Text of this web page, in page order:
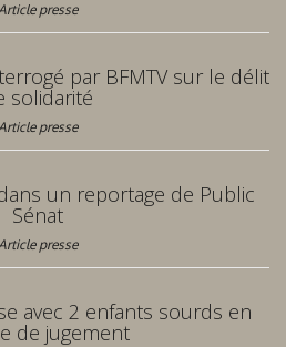
presse
par BFMTV sur le délit
solidarité
presse
un reportage de Public
Sénat
presse
avec 2 enfants sourds en
de jugement